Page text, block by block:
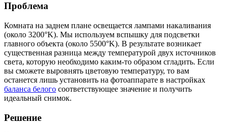
Проблема
Комната на заднем плане освещается лампами накаливания
(около 3200°K). Мы используем вспышку для подсветки
главного объекта (около 5500°K). В результате возникает
существенная разница между температурой двух источников
света, которую необходимо каким-то образом сгладить. Если
вы сможете выровнять цветовую температуру, то вам
останется лишь установить на фотоаппарате в настройках
баланса белого соответствующее значение и получить
идеальный снимок.
Решение